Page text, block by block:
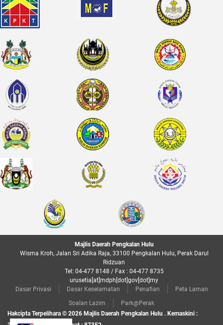
Majlis Daerah Pengkalan Hulu
Wisma Kroh, Jalan Sri Adika Raja, 33100 Pengkalan Hulu, Perak Darul
Ridzuan
Tel: 04-477 8148 / Fax : 04-477 8735
urusetia[at]mdph[dot]gov[dot]my
Dasar Privasi
Dasar Keselamatan Penafian
Peta Laman
Soalan Lazim
Park@Perak
Hakcipta Terpelihara © 2026 Majlis Daerah Pengkalan Hulu . Kemaskini :